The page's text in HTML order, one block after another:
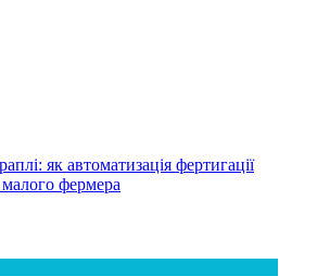
як автоматизація фертигації
фермера